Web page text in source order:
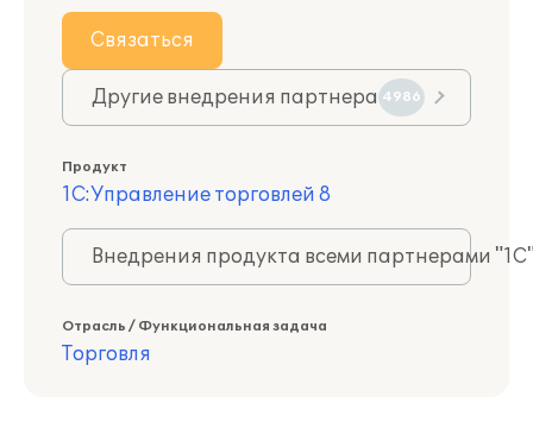
Связаться
Другие внедрения партнера 4986
Продукт
1С:Управление торговлей 8
Внедрения продукта всеми партнерами
Отрасль / Функциональная задача
Торговля